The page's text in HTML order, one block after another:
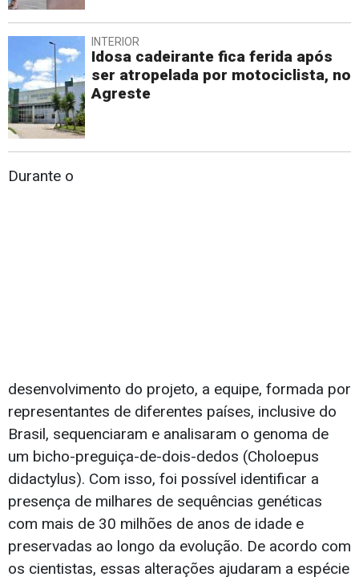
INTERIOR
Idosa cadeirante fica ferida após
ser atropelada por motociclista, no
Agreste
Durante o
desenvolvimento do projeto, a equipe, formada por
representantes de diferentes países, inclusive do
Brasil, sequenciaram e analisaram o genoma de
um bicho-preguiça-de-dois-dedos (Choloepus
didactylus). Com isso, foi possível identificar a
presença de milhares de sequências genéticas
com mais de 30 milhões de anos de idade e
preservadas ao longo da evolução. De acordo com
os cientistas, essas alterações ajudaram a espécie